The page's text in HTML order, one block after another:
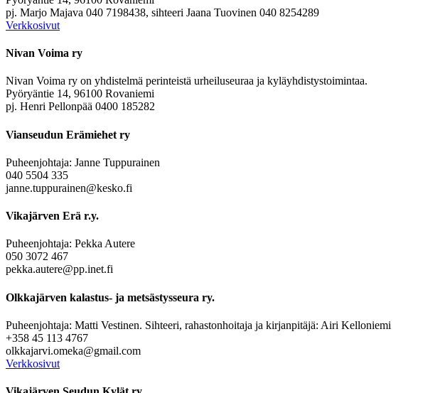
pj. Marjo Majava 040 7198438, sihteeri Jaana Tuovinen 040 8254289
Verkkosivut
Nivan Voima ry
Nivan Voima ry on yhdistelmä perinteistä urheiluseuraa ja kyläyhdistystoimintaa.
Pyöryäntie 14, 96100 Rovaniemi
pj. Henri Pellonpää 0400 185282
Vianseudun Erämiehet ry
Puheenjohtaja: Janne Tuppurainen
040 5504 335
janne.tuppurainen@kesko.fi
Vikajärven Erä r.y.
Puheenjohtaja: Pekka Autere
050 3072 467
pekka.autere@pp.inet.fi
Olkkajärven kalastus- ja metsästysseura ry.
Puheenjohtaja: Matti Vestinen. Sihteeri, rahastonhoitaja ja kirjanpitäjä: Airi Kelloniemi
+358 45 113 4767
olkkajarvi.omeka@gmail.com
Verkkosivut